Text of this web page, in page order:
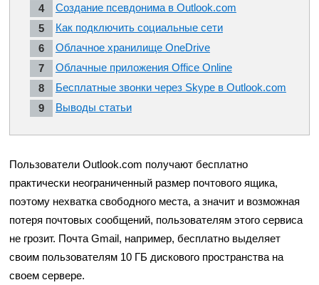
Создание псевдонима в Outlook.com
Как подключить социальные сети
Облачное хранилище OneDrive
Облачные приложения Office Online
Бесплатные звонки через Skype в Outlook.com
Выводы статьи
Пользователи Outlook.com получают бесплатно
практически неограниченный размер почтового ящика,
поэтому нехватка свободного места, а значит и возможная
потеря почтовых сообщений, пользователям этого сервиса
не грозит. Почта Gmail, например, бесплатно выделяет
своим пользователям 10 ГБ дискового пространства на
своем сервере.